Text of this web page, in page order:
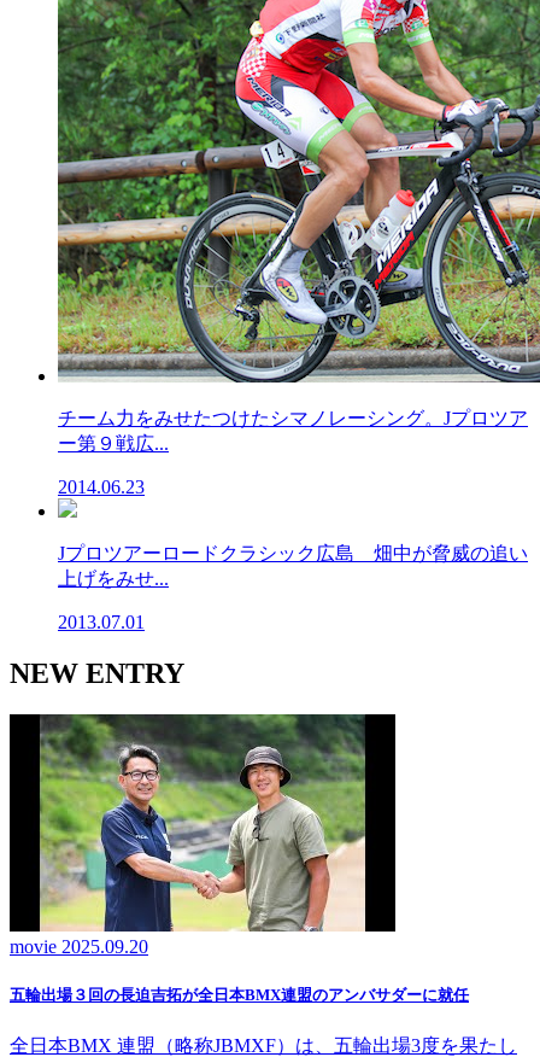
チーム力をみせたつけたシマノレーシング。Jプロツア
ー第９戦広...
2014.06.23
Jプロツアーロードクラシック広島 畑中が脅威の追い
上げをみせ...
2013.07.01
NEW ENTRY
movie 2025.09.20
五輪出場３回の長迫吉拓が全日本BMX連盟のアンバサダーに就任
全日本BMX 連盟（略称JBMXF）は、五輪出場3度を果たし